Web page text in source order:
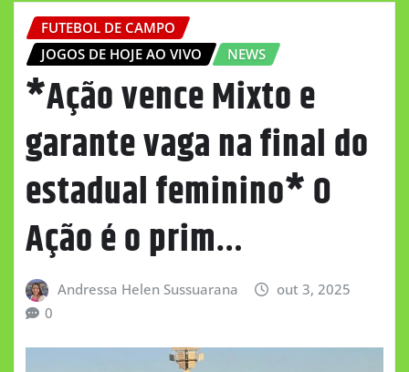
FUTEBOL DE CAMPO
JOGOS DE HOJE AO VIVO
NEWS
*Ação vence Mixto e
garante vaga na final do
estadual feminino* O
Ação é o prim…
Andressa Helen Sussuarana
out 3, 2025
0